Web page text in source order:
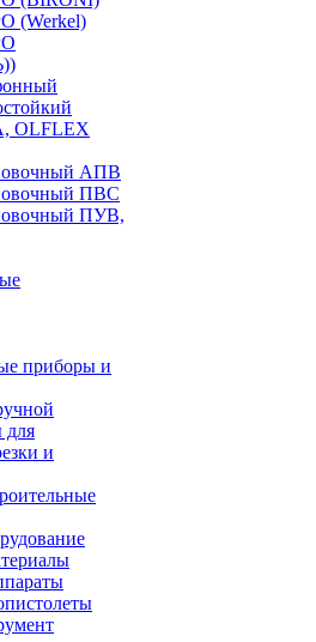
(Werkel)
OLFLEX
АПВ
ПВС
ПУВ,
приборы и
для
и